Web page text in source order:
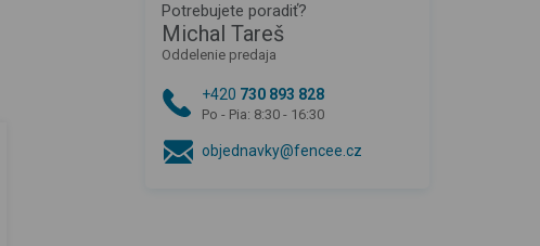
Potrebujete poradiť?
Michal Tareš
Oddelenie predaja
+420 730 893 828
Po - Pia: 8:30 - 16:30
objednavky@fencee.cz